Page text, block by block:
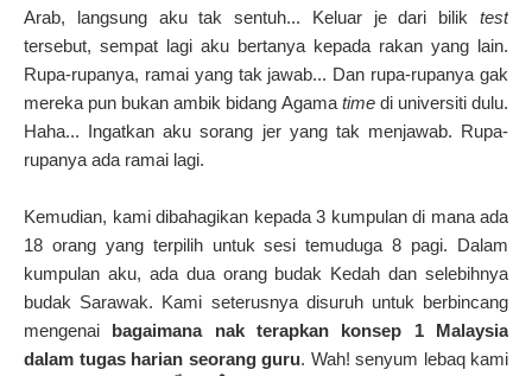
Arab, langsung aku tak sentuh... Keluar je dari bilik test
tersebut, sempat lagi aku bertanya kepada rakan yang lain.
Rupa-rupanya, ramai yang tak jawab... Dan rupa-rupanya gak
mereka pun bukan ambik bidang Agamatime di universiti dulu.
Haha... Ingatkan aku sorang jer yang tak menjawab. Rupa-
rupanya ada ramai lagi.
Kemudian, kami dibahagikan kepada 3 kumpulan di mana ada
18 orang yang terpilih untuk sesi temuduga 8 pagi. Dalam
kumpulan aku, ada dua orang budak Kedah dan selebihnya
budak Sarawak. Kami seterusnya disuruh untuk berbincang
mengenai bagaimana nak terapkan konsep 1 Malaysia
dalam tugas harian seorang guru. Wah! senyum lebaq kami